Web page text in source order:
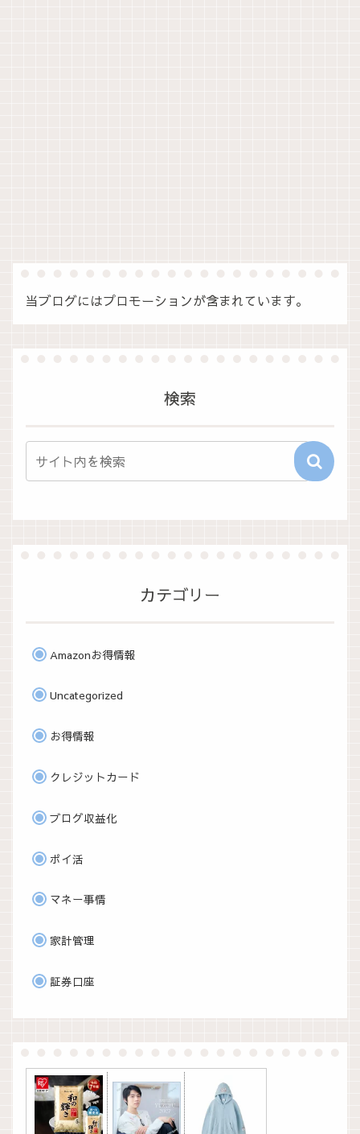
当ブログにはプロモーションが含まれています。
検索
カテゴリー
Amazonお得情報
Uncategorized
お得情報
クレジットカード
ブログ収益化
ポイ活
マネー事情
家計管理
証券口座